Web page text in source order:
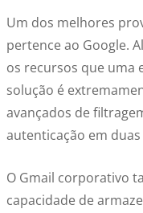
Um dos melhores
pertence ao Google.
os recursos que uma
solução é
avançados de
autenticação em duas
O Gmail corporativo
capacidade de